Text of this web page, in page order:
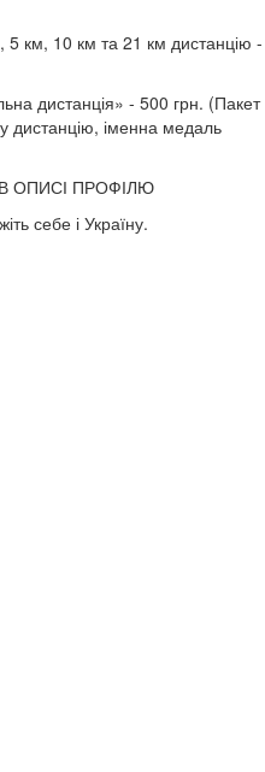
5 км, 10 км та 21 км дистанцію -
дистанція» - 500 грн. (Пакет
дистанцію, іменна медаль
ОПИСІ ПРОФІЛЮ
себе і Україну.